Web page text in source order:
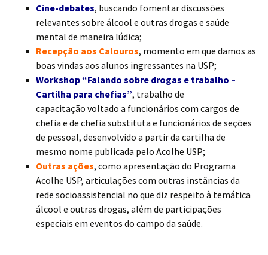
Cine-debates, buscando fomentar discussões
relevantes sobre álcool e outras drogas e saúde
mental de maneira lúdica;
Recepção aos Calouros, momento em que damos as
boas vindas aos alunos ingressantes na USP;
Workshop “Falando sobre drogas e trabalho –
Cartilha para chefias”, trabalho de
capacitação voltado a funcionários com cargos de
chefia e de chefia substituta e funcionários de seções
de pessoal, desenvolvido a partir da cartilha de
mesmo nome publicada pelo Acolhe USP;
Outras ações, como apresentação do Programa
Acolhe USP, articulações com outras instâncias da
rede socioassistencial no que diz respeito à temática
álcool e outras drogas, além de participações
especiais em eventos do campo da saúde.